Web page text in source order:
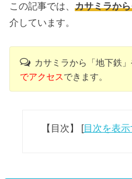
この記事では、カサミラか
介しています。
カサミラから「地下鉄」
でアクセスできます。
【目次】 [目次を表示